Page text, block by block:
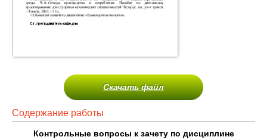
Скачать файл
Содержание работы
Контрольные вопросы к зачету по дисциплине